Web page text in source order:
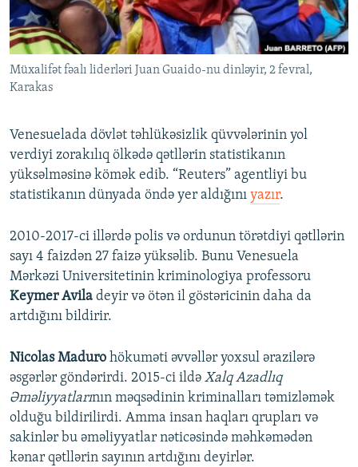
İNFOQRAFIKA
KARIKATURA
AZƏRBAYCAN ƏDƏBIYYATI KITABXANASI
İSLAM VƏ DEMOKRATIYA
İZ - MƏDƏNIYYƏT PROQRAMI
MISSIYAMIZ
PEŞƏ ETIKASI VƏ JURNALISTIKA STANDARTLARIMIZ
MATERIALLARIMIZDAN ISTIFADƏ
BIZIMLƏ ƏLAQƏ
XƏBƏR BÜLLETENLƏRIMIZ
BIZI IZLƏ
Müxalifət fəalı liderləri Juan Guaido-nu dinləyir, 2 fevral,
Karakas
Venesuelada dövlət təhlükəsizlik qüvvələrinin yol
verdiyi zorakılıq ölkədə qətllərin statistikanın
yüksəlməsinə kömək edib. “Reuters” agentliyi bu
statistikanın dünyada öndə yer aldığını yazır.
2010-2017-ci illərdə polis və ordunun törətdiyi qətllərin
sayı 4 faizdən 27 faizə yüksəlib. Bunu Venesuela
Mərkəzi Universitetinin kriminologiya professoru
Keymer Avila deyir və ötən il göstəricinin daha da
artdığını bildirir.
Nicolas Maduro hökuməti əvvəllər yoxsul ərazilərə
əsgərlər göndərirdi. 2015-ci ildə Xalq Azadlıq
Əməliyyatlarının məqsədinin kriminalları təmizləmək
olduğu bildirilirdi. Amma insan haqları qrupları və
sakinlər bu əməliyyatlar nəticəsində məhkəmədən
kənar qətllərin sayının artdığını deyirlər.